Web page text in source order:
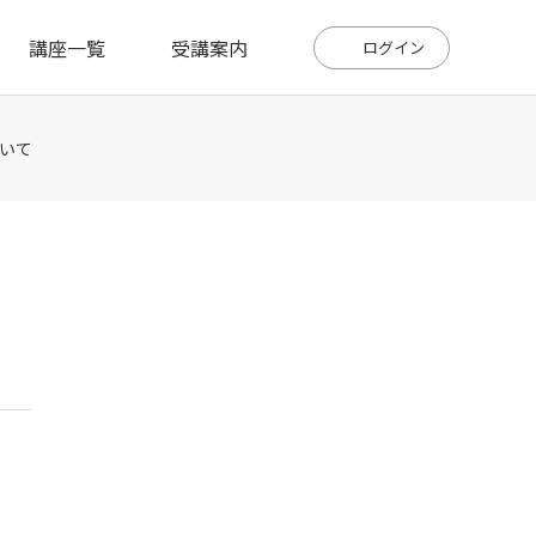
講座一覧 受講案内
て
ログイン